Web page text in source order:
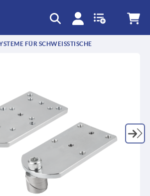
FÜR SCHWEISSTISCHE